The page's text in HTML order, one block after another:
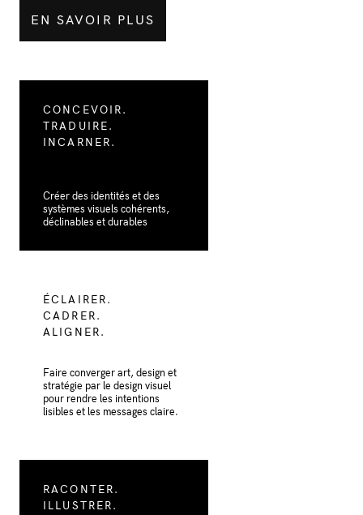
EN SAVOIR PLUS
CONCEVOIR.
TRADUIRE.
INCARNER.
Créer des identités et des
systèmes visuels cohérents,
déclinables et durables
ÉCLAIRER.
CADRER.
ALIGNER.
Faire converger art, design et
stratégie par le design visuel
pour rendre les intentions
lisibles et les messages claire.
RACONTER.
ILLUSTRER.